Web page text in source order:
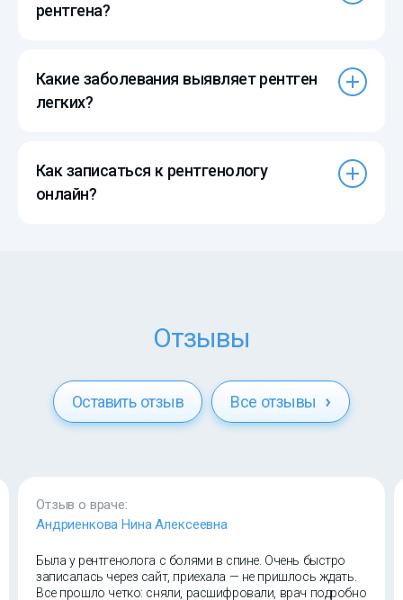
рентгена?
Какие заболевания выявляет рентген
легких?
Как записаться к рентгенологу
онлайн?
Отзывы
Оставить отзыв Все отзывы
Отзыв о враче:
Андриенкова Нина Алексеевна
Была у рентгенолога с болями в спине. Очень быстро
записалась через сайт, приехала — не пришлось ждать.
Все прошло четко: сняли, расшифровали, врач подробно